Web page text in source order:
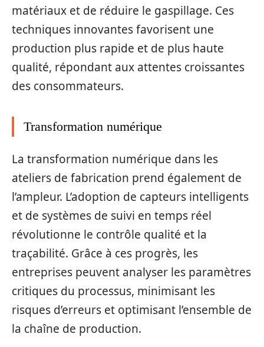
matériaux et de réduire le gaspillage. Ces
techniques innovantes favorisent une
production plus rapide et de plus haute
qualité, répondant aux attentes croissantes
des consommateurs.
Transformation numérique
La transformation numérique dans les
ateliers de fabrication prend également de
l’ampleur. L’adoption de capteurs intelligents
et de systèmes de suivi en temps réel
révolutionne le contrôle qualité et la
traçabilité. Grâce à ces progrès, les
entreprises peuvent analyser les paramètres
critiques du processus, minimisant les
risques d’erreurs et optimisant l’ensemble de
la chaîne de production.